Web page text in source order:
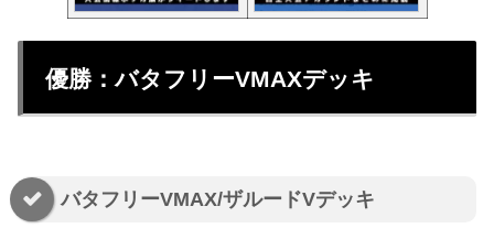
優勝：バタフリーVMAXデッキ
バタフリーVMAX/ザルードVデッキ